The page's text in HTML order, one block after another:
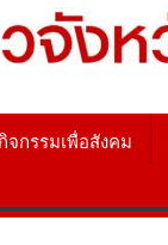
กิจกรรมเพื่อสังคม